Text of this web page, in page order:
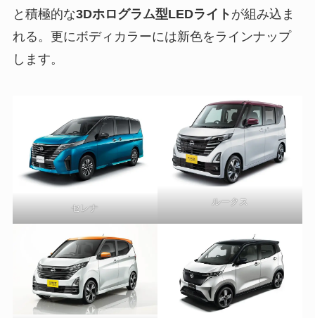
と積極的な3Dホログラム型LEDライト が組み込ま
れる。更にボディカラーには新色をラインナップ
します。
セレナ
ルークス